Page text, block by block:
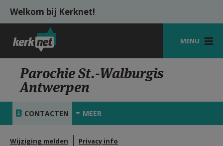
Overslaan en naar de inhoud gaan
Welkom bij Kerknet!
MENU
STARTPAGINA
KERK
VIERINGEN
Parochie St.-Walburgis
Antwerpen
CONTACTEN MEER
Wijziging melden Privacy info